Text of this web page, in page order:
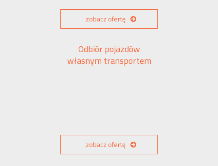
zobacz ofertę
Odbiór pojazdów
własnym transportem
zobacz ofertę